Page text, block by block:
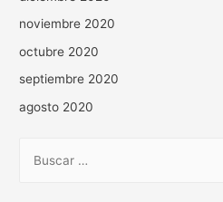
noviembre 2020
octubre 2020
septiembre 2020
agosto 2020